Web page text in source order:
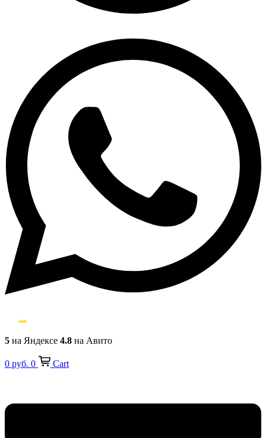
5 на Яндексе 4.8 на Авито
0 руб. 0 Cart